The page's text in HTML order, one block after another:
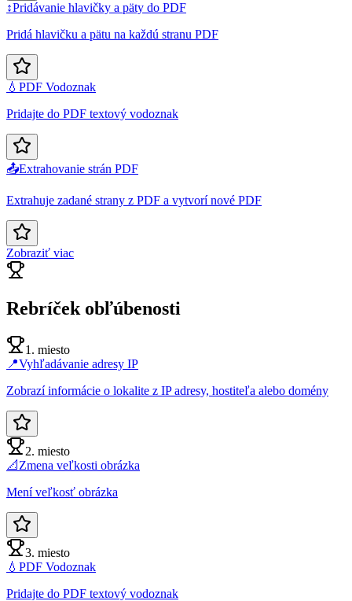
↕️Pridávanie hlavičky a päty do PDF
Pridá hlavičku a pätu na každú stranu PDF
💧 PDF Vodoznak
Pridajte do PDF textový vodoznak
📤Extrahovanie strán PDF
Extrahuje zadané strany z PDF a vytvorí nové PDF
Zobraziť viac
Rebríček obľúbenosti
1. miesto
📍Vyhľadávanie adresy IP
Zobrazí informácie o lokalite z IP adresy, hostiteľa alebo domény
2. miesto
📐 Zmena veľkosti obrázka
Mení veľkosť obrázka
3. miesto
💧 PDF Vodoznak
Pridajte do PDF textový vodoznak